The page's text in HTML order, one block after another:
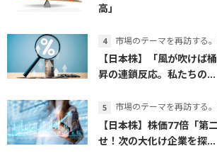
高」
市場のテーマを再訪する。アナ
【日本株】「風が吹けば
昇の連鎖反応。私たちの...
市場のテーマを再訪する。アナ
【日本株】株価77倍「第
せ！次の大化け企業を探...